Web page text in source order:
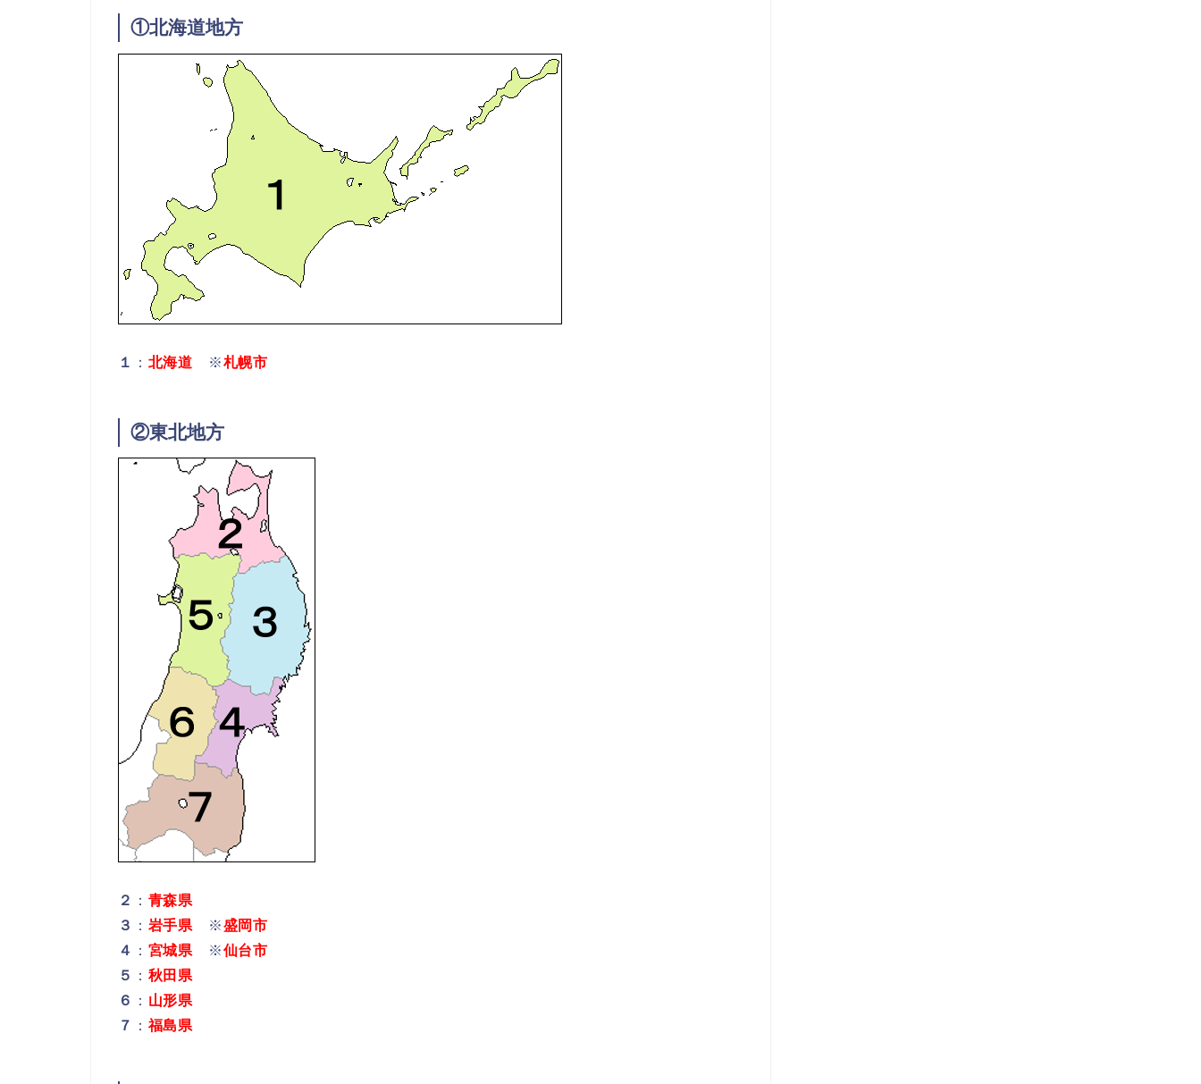
①北海道地方
１ ： 北海道 ※札幌市
②東北地方
２ ： 青森県
３
： 岩手県 ※盛岡市
４
： 宮城県 ※仙台市
５
： 秋田県
６
： 山形県
７
：福島県